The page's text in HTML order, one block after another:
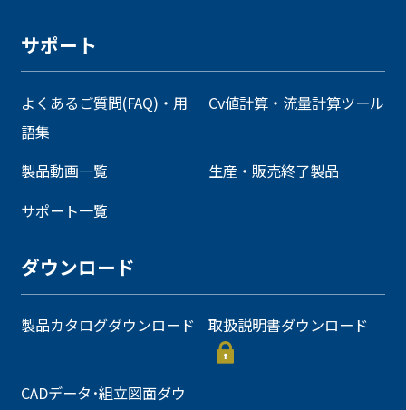
サポート
よくあるご質問(FAQ)・用
語集
Cv値計算・流量計算ツール
製品動画一覧
生産・販売終了製品
サポート一覧
ダウンロード
製品カタログダウンロード 取扱説明書ダウンロード
CADデータ･組立図面ダウ